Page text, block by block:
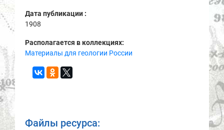
Дата публикации :
1908
Располагается в коллекциях:
Материалы для геологии России
Файлы ресурса: